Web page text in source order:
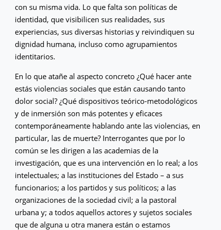
con su misma vida. Lo que falta son políticas de
identidad, que visibilicen sus realidades, sus
experiencias, sus diversas historias y reivindiquen su
dignidad humana, incluso como agrupamientos
identitarios.
En lo que atañe al aspecto concreto ¿Qué hacer ante
estás violencias sociales que están causando tanto
dolor social? ¿Qué dispositivos teórico-metodológicos
y de inmersión son más potentes y eficaces
contemporáneamente hablando ante las violencias, en
particular, las de muerte? Interrogantes que por lo
común se les dirigen a las academias de la
investigación, que es una intervención en lo real; a los
intelectuales; a las instituciones del Estado – a sus
funcionarios; a los partidos y sus políticos; a las
organizaciones de la sociedad civil; a la pastoral
urbana y; a todos aquellos actores y sujetos sociales
que de alguna u otra manera están o estamos